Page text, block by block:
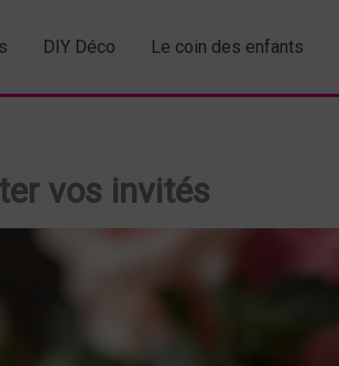
DIY Déco Le coin des enfants
vos invités